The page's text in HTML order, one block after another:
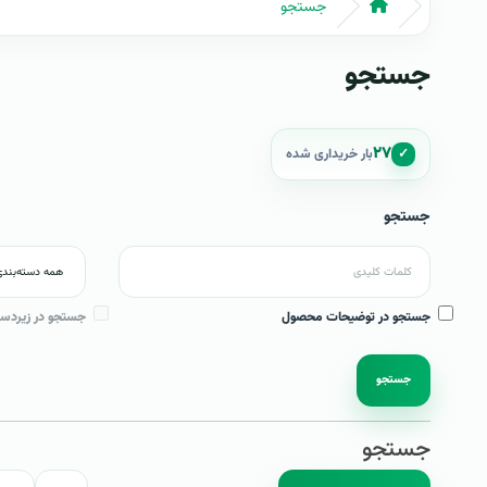
جستجو
جستجو
✓ ۲۷بار خریداری شده
جستجو
جستجو در توضیحات محصول جستجو در
جستجو
جستجو